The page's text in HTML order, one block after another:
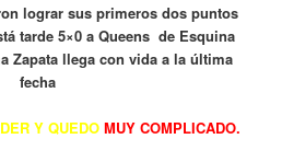
lograr sus primeros dos puntos
tarde 5×0 a Queens de Esquina
Zapata llega con vida a la última
fecha
Y QUEDO MUY COMPLICADO.